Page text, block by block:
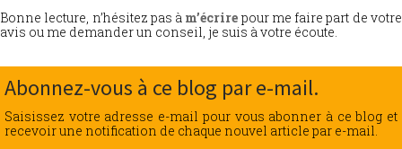
Bonne lecture, n’hésitez pas à m’écrire pour me faire part de votre
avis ou me demander un conseil, je suis à votre écoute.
Abonnez-vous à ce blog par e-mail.
Saisissez votre adresse e-mail pour vous abonner à ce blog et
recevoir une notification de chaque nouvel article par e-mail.